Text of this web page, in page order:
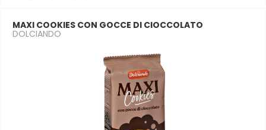
MAXI COOKIES CON GOCCE DI CIOCCOLATO
DOLCIANDO